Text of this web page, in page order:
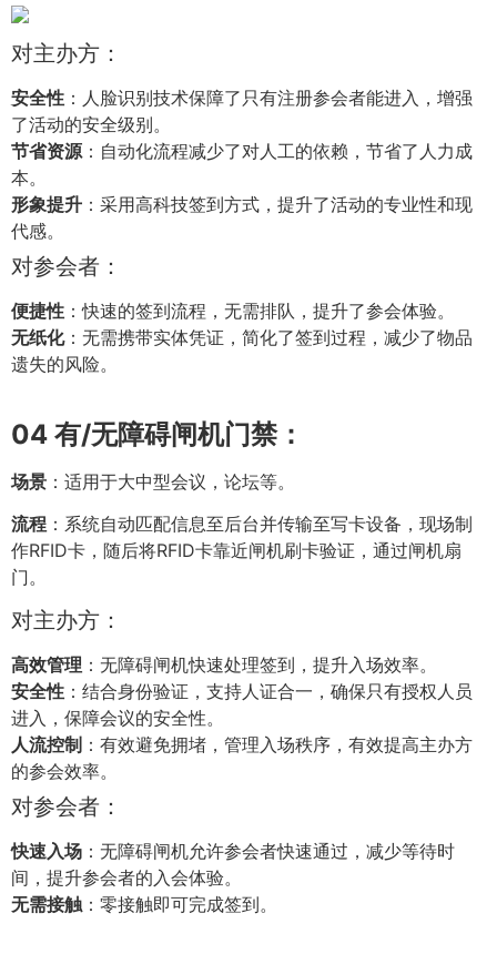
对主办方：
安全性 ：人脸识别技术保障了只有注册参会者能进入，增强
了活动的安全级别。
节省资源 ：自动化流程减少了对人工的依赖，节省了人力成
本。
形象提升 ：采用高科技签到方式，提升了活动的专业性和现
代感。
对参会者：
便捷性 ：快速的签到流程，无需排队，提升了参会体验。
无纸化：无需携带实体凭证，简化了签到过程，减少了物品
遗失的风险。
04 有/无障碍闸机门禁：
场景 ：适用于大中型会议，论坛等。
流程 ：系统自动匹配信息至后台并传输至写卡设备，现场制
作RFID卡，随后将RFID卡靠近闸机刷卡验证，通过闸机扇
门。
对主办方：
高效管理 ：无障碍闸机快速处理签到，提升入场效率。
安全性 ：结合身份验证，支持人证合一，确保只有授权人员
进入，保障会议的安全性。
人流控制 ：有效避免拥堵，管理入场秩序，有效提高主办方
的参会效率。
对参会者：
快速入场 ：无障碍闸机允许参会者快速通过，减少等待时
间，提升参会者的入会体验。
无需接触 ：零接触即可完成签到。